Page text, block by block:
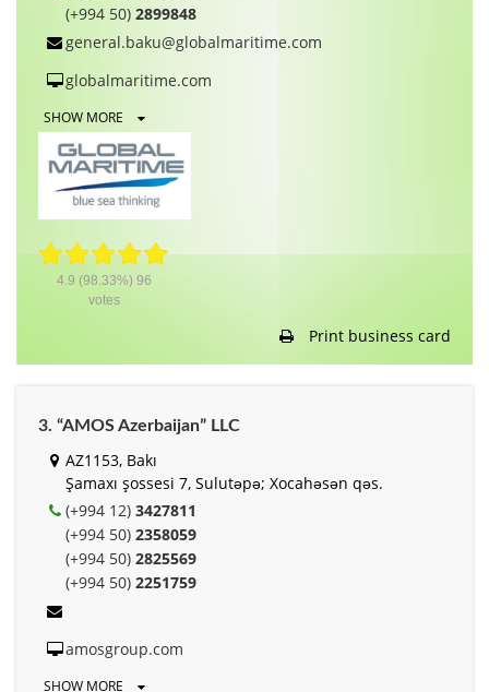
(+994 50) 2899848
general.baku@globalmaritime.com
globalmaritime.com
SHOW MORE
4.9 (98.33%) 96
votes
Print business card
3. “AMOS Azerbaijan” LLC
AZ1153, Bakı
Şamaxı şossesi 7, Sulutəpə; Xocahəsən qəs.
(+994 12) 3427811
(+994 50) 2358059
(+994 50) 2825569
(+994 50) 2251759
amosgroup.com
SHOW MORE